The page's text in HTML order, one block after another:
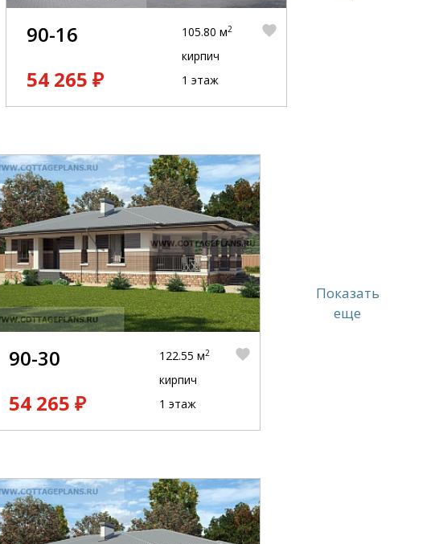
90-16
54 265 ₽
105.80 м2
кирпич
1 этаж
90-30
54 265 ₽
122.55 м2
кирпич
1 этаж
Показать
еще